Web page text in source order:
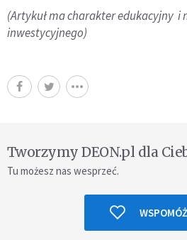
(Artykuł ma charakter edukacyjny
inwestycyjnego)
Tworzymy DEON.pl dla
Tu możesz nas wesprzeć.